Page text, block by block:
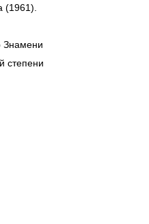
(1961).
Знамени
степени